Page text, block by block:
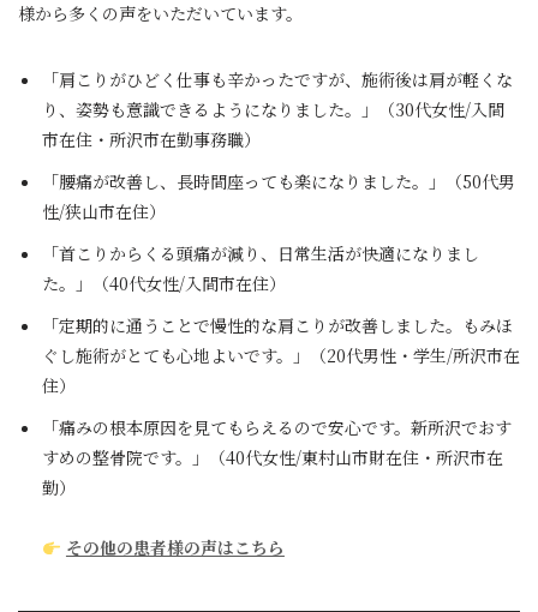
様から多くの声をいただいています。
「肩こりがひどく仕事も辛かったですが、施術後は肩が軽くな
り、姿勢も意識できるようになりました。」（30代女性/入間
市在住・所沢市在勤事務職）
「腰痛が改善し、長時間座っても楽になりました。」（50代男
性/狭山市在住）
「首こりからくる頭痛が減り、日常生活が快適になりまし
た。」（40代女性/入間市在住）
「定期的に通うことで慢性的な肩こりが改善しました。もみほ
ぐし施術がとても心地よいです。」（20代男性・学生/所沢市在
住）
「痛みの根本原因を見てもらえるので安心です。新所沢でおす
すめの整骨院です。」（40代女性/東村山市財在住・所沢市在
勤）
その他の患者様の声はこちら